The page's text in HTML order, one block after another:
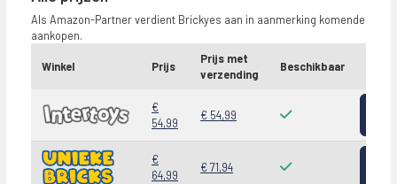
Als Amazon-Partner verdient Brickyes aan in aanmerking komende
aankopen.
Winkel Prijs
Prijs met
verzending
Beschikbaar
€
54,99
€ 54,99
€
64,99
€ 71,94